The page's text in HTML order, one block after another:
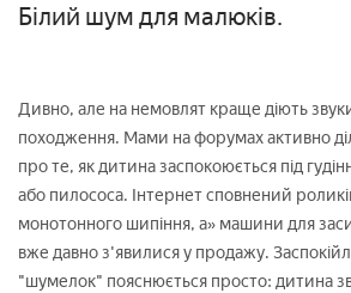
Білий шум для малюків.
Дивно, але на немовлят краще діють
походження. Мами на форумах активно
про те, як дитина заспокоюється під
або пилососа. Інтернет сповнений
монотонного шипіння, а» машини для
вже давно з'явилися у продажу.
"шумелок" пояснюється просто: дитина